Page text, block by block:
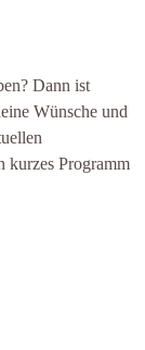
Dann ist
Wünsche und
kurzes Programm